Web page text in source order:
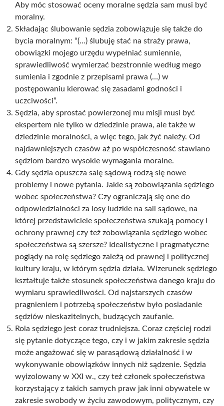
Aby móc stosować oceny moralne sędzia sam musi być
moralny.
Składając ślubowanie sędzia zobowiązuje się także do
bycia moralnym: “(…) ślubuję stać na straży prawa,
obowiązki mojego urzędu wypełniać sumiennie,
sprawiedliwość wymierzać bezstronnie według mego
sumienia i zgodnie z przepisami prawa (…) w
postępowaniu kierować się zasadami godności i
uczciwości”.
Sędzia, aby sprostać powierzonej mu misji musi być
ekspertem nie tylko w dziedzinie prawa, ale także w
dziedzinie moralności, a więc tego, jak żyć należy. Od
najdawniejszych czasów aż po współczesność stawiano
sędziom bardzo wysokie wymagania moralne.
Gdy sędzia opuszcza salę sądową rodzą się nowe
problemy i nowe pytania. Jakie są zobowiązania sędziego
wobec społeczeństwa? Czy ograniczają się one do
odpowiedzialności za losy ludzkie na sali sądowe, na
której przedstawiciele społeczeństwa szukają pomocy i
ochrony prawnej czy też zobowiązania sędziego wobec
społeczeństwa są szersze? Idealistyczne i pragmatyczne
poglądy na rolę sędziego zależą od prawnej i politycznej
kultury kraju, w którym sędzia działa. Wizerunek sędziego
kształtuje także stosunek społeczeństwa danego kraju do
wymiaru sprawiedliwości. Od najstarszych czasów
pragnieniem i potrzebą społeczeństw było posiadanie
sędziów nieskazitelnych, budzących zaufanie.
Rola sędziego jest coraz trudniejsza. Coraz częściej rodzi
się pytanie dotyczące tego, czy i w jakim zakresie sędzia
może angażować się w parasądową działalność i w
wykonywanie obowiązków innych niż sądzenie. Sędzia
wyizolowany w XXI w., czy też członek społeczeństwa
korzystający z takich samych praw jak inni obywatele w
zakresie swobody w życiu zawodowym, politycznym, czy